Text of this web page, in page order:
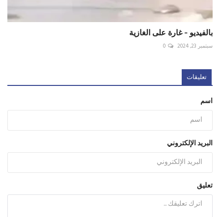
بالفيديو - غارة على الغازية
سبتمبر 23, 2024 0
تعليقات
اسم
البريد الإلكتروني
تعليق